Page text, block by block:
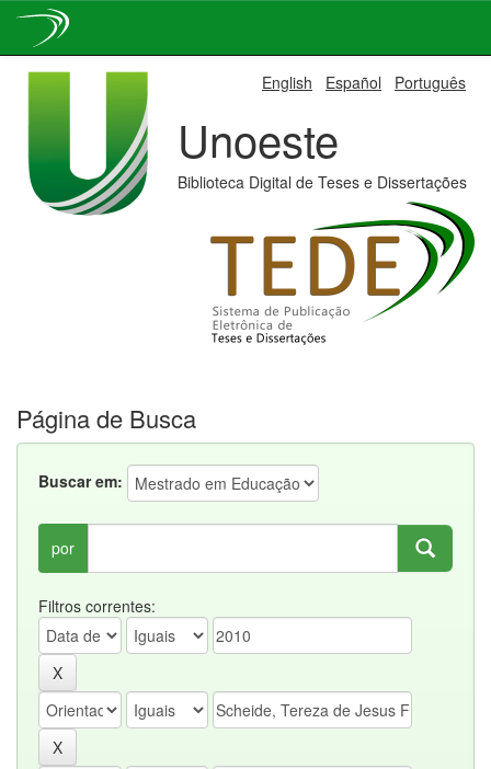
English Español Português
Unoeste
Biblioteca Digital de Teses e Dissertações
Página de Busca
Buscar em:
por
Filtros correntes: